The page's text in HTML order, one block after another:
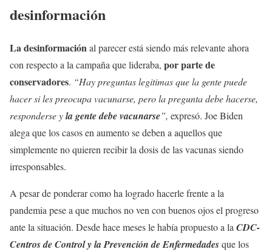
desinformación
La desinformaciónal parecer está siendo más relevante ahora
con respecto a la campaña que lideraba, por parte de
conservadores. “Hay preguntas legitimas que la gente puede
hacer si les preocupa vacunarse, pero la pregunta debe hacerse,
responderse yla gente debe vacunarse”, expresó. Joe Biden
alega que los casos en aumento se deben a aquellos que
simplemente no quieren recibir la dosis de las vacunas siendo
irresponsables.
A pesar de ponderar como ha logrado hacerle frente a la
pandemia pese a que muchos no ven con buenos ojos el progreso
ante la situación. Desde hace meses le había propuesto a la CDC-
Centros de Control y la Prevención de Enfermedadesque los